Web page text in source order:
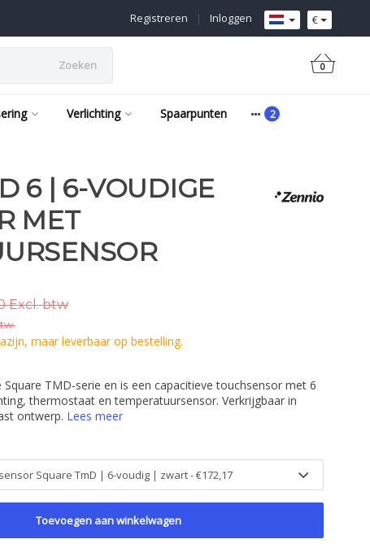
€
Inloggen
|
Registreren
Zoeken 0
Verlichting Spaarpunten
6 | 6-VOUDIGE
MET
Excl. btw
maar leverbaar op bestelling.
TMD-serie en is een capacitieve touchsensor met 6
thermostaat en temperatuursensor. Verkrijgbaar in
ontwerp. Lees meer
Toevoegen aan winkelwagen